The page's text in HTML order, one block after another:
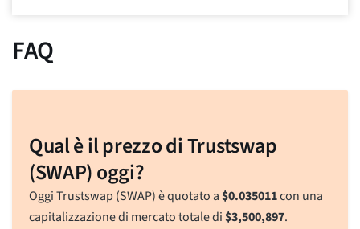
FAQ
Qual è il prezzo di Trustswap
(SWAP) oggi?
Oggi Trustswap (SWAP) è quotato a$0.035011con una
capitalizzazione di mercato totale di$3,500,897.